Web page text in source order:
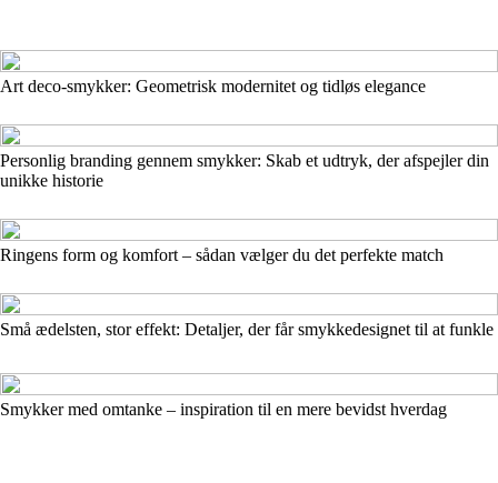
Art deco-smykker: Geometrisk modernitet og tidløs elegance
Personlig branding gennem smykker: Skab et udtryk, der afspejler din
unikke historie
Ringens form og komfort – sådan vælger du det perfekte match
Små ædelsten, stor effekt: Detaljer, der får smykkedesignet til at funkle
Smykker med omtanke – inspiration til en mere bevidst hverdag